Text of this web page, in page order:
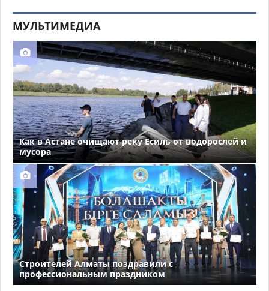
МУЛЬТИМЕДИА
Как в Астане очищают реку Есиль от водорослей и
мусора
Строителей Алматы поздравили с
профессиональным праздником